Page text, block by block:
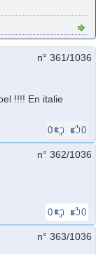
n° 361/1036
!!!! En italie
0 0
n° 362/1036
0 0
n° 363/1036